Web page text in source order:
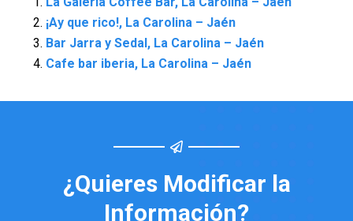
¡Ay que rico!, La Carolina – Jaén
Bar Jarra y Sedal, La Carolina – Jaén
Cafe bar iberia, La Carolina – Jaén
¿Quieres Modificar la
Información?